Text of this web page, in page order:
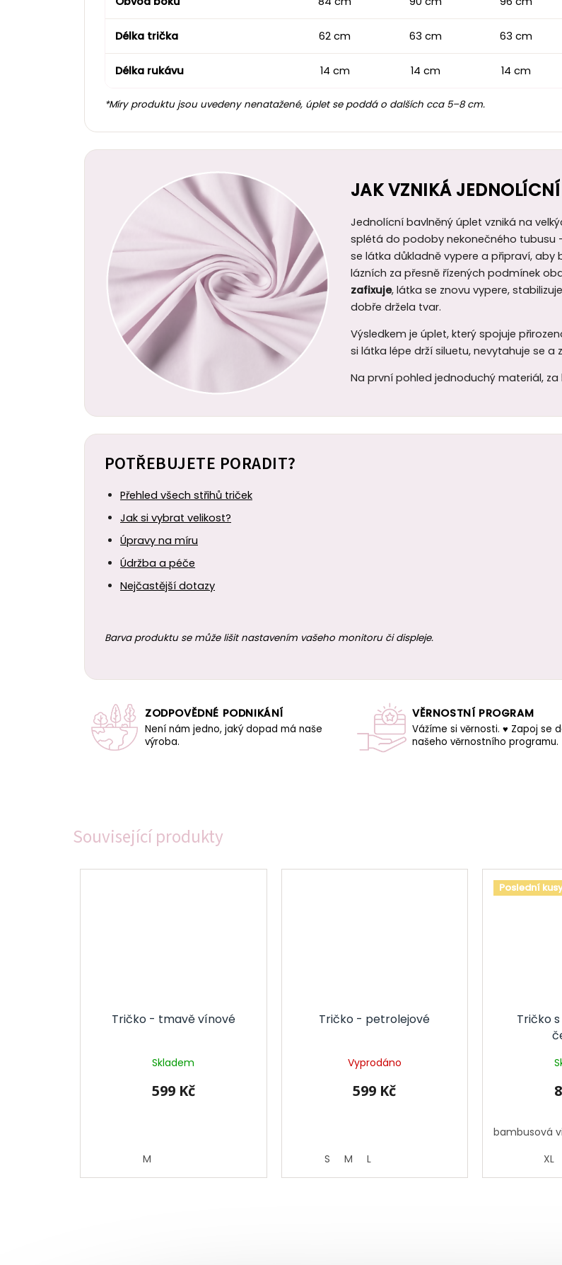
Související produkty
Tričko - tmavě vínové
Skladem
599 Kč
M
Tričko - petrolejové
Vyprodáno
599 Kč
S M L
Poslední
Tričko
bambusová
XL
Délka trička 62 cm 63 cm 63 cm
Délka rukávu 14 cm 14 cm 14 cm
*Míry produktu jsou uvedeny nenatažené, úplet se poddá o dalších cca 5–8 cm.
JAK VZNIKÁ JEDNOLÍCNÍ
Jednolícní bavlněný úplet vzniká na
splétá do podoby nekonečného tubusu
se látka důkladně vypere a připraví,
lázních za přesně řízených podmínek
zafixuje, látka se znovu vypere,
dobře držela tvar.
Výsledkem je úplet, který spojuje
si látka lépe drží siluetu, nevytahuje se
Na první pohled jednoduchý materiál,
POTŘEBUJETE PORADIT?
Přehled všech střihů triček
Jak si vybrat velikost?
Úpravy na míru
Údržba a péče
Nejčastější dotazy
Barva produktu se může lišit nastavením vašeho monitoru či displeje.
ZODPOVĚDNÉ PODNIKÁNÍ
Není nám jedno, jaký dopad má naše
výroba.
VĚRNOSTNÍ PROGRAM
Vážíme si věrnosti. ♥ Zapoj se
našeho věrnostního programu.